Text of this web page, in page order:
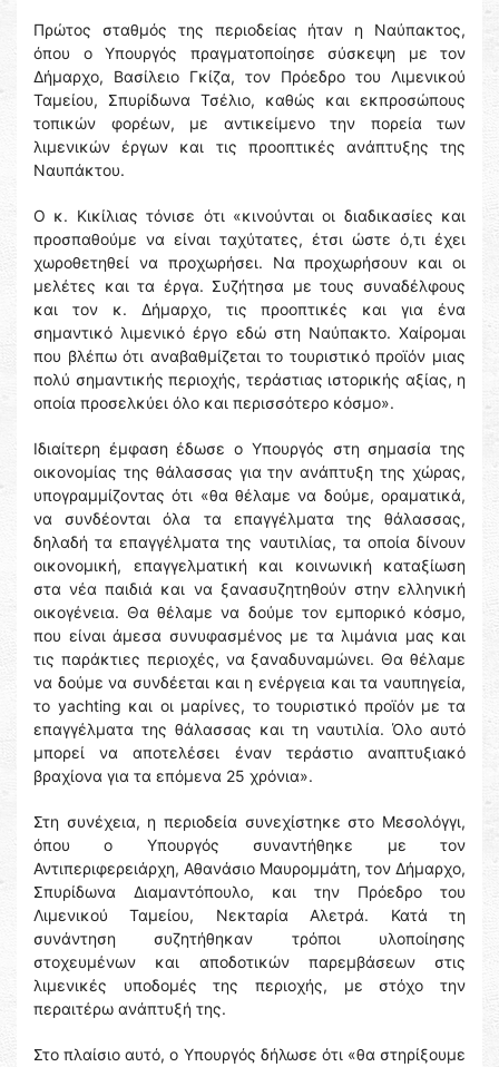
Πρώτος σταθμός της περιοδείας ήταν η Ναύπακτος,
όπου ο Υπουργός πραγματοποίησε σύσκεψη με τον
Δήμαρχο, Βασίλειο Γκίζα, τον Πρόεδρο του Λιμενικού
Ταμείου, Σπυρίδωνα Τσέλιο, καθώς και εκπροσώπους
τοπικών φορέων, με αντικείμενο την πορεία των
λιμενικών έργων και τις προοπτικές ανάπτυξης της
Ναυπάκτου.
Ο κ. Κικίλιας τόνισε ότι «κινούνται οι διαδικασίες και
προσπαθούμε να είναι ταχύτατες, έτσι ώστε ό,τι έχει
χωροθετηθεί να προχωρήσει. Να προχωρήσουν και οι
μελέτες και τα έργα. Συζήτησα με τους συναδέλφους
και τον κ. Δήμαρχο, τις προοπτικές και για ένα
σημαντικό λιμενικό έργο εδώ στη Ναύπακτο. Χαίρομαι
που βλέπω ότι αναβαθμίζεται το τουριστικό προϊόν μιας
πολύ σημαντικής περιοχής, τεράστιας ιστορικής αξίας, η
οποία προσελκύει όλο και περισσότερο κόσμο».
Ιδιαίτερη έμφαση έδωσε ο Υπουργός στη σημασία της
οικονομίας της θάλασσας για την ανάπτυξη της χώρας,
υπογραμμίζοντας ότι «θα θέλαμε να δούμε, οραματικά,
να συνδέονται όλα τα επαγγέλματα της θάλασσας,
δηλαδή τα επαγγέλματα της ναυτιλίας, τα οποία δίνουν
οικονομική, επαγγελματική και κοινωνική καταξίωση
στα νέα παιδιά και να ξανασυζητηθούν στην ελληνική
οικογένεια. Θα θέλαμε να δούμε τον εμπορικό κόσμο,
που είναι άμεσα συνυφασμένος με τα λιμάνια μας και
τις παράκτιες περιοχές, να ξαναδυναμώνει. Θα θέλαμε
να δούμε να συνδέεται και η ενέργεια και τα ναυπηγεία,
το yachting και οι μαρίνες, το τουριστικό προϊόν με τα
επαγγέλματα της θάλασσας και τη ναυτιλία. Όλο αυτό
μπορεί να αποτελέσει έναν τεράστιο αναπτυξιακό
βραχίονα για τα επόμενα 25 χρόνια».
Στη συνέχεια, η περιοδεία συνεχίστηκε στο Μεσολόγγι,
όπου ο Υπουργός συναντήθηκε με τον
Αντιπεριφερειάρχη, Αθανάσιο Μαυρομμάτη, τον Δήμαρχο,
Σπυρίδωνα Διαμαντόπουλο, και την Πρόεδρο του
Λιμενικού Ταμείου, Νεκταρία Αλετρά. Κατά τη
συνάντηση συζητήθηκαν τρόποι υλοποίησης
στοχευμένων και αποδοτικών παρεμβάσεων στις
λιμενικές υποδομές της περιοχής, με στόχο την
περαιτέρω ανάπτυξή της.
Στο πλαίσιο αυτό, ο Υπουργός δήλωσε ότι «θα στηρίξουμε